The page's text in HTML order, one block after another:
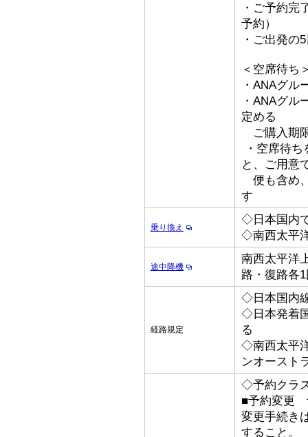
・ご予約完
予約）
・ご出発の
＜空席待ち
・ANAグル
・ANAグル
定める
ご購入期
・空席待
と、ご用意
便も含め
す
乗り換え
◇日本国内
◇南西太平
途中降機
南西太平洋
路・復路各
経路規定
◇日本国内
◇日本発着
る
◇南西太平
ンオースト
◇予約クラ
■予約変更
変更手続き
すること。